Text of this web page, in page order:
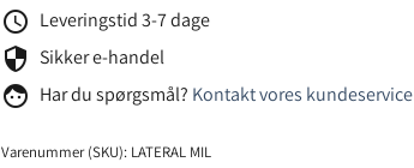
schedule Leveringstid 3-7 dage
security Sikker e-handel
face Har du spørgsmål? Kontakt vores kundeservice
Varenummer (SKU): LATERAL MIL